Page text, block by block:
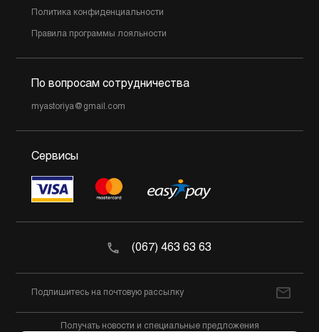
Политика конфиденциальности
Правила программы лояльности
По вопросам сотрудничества
myastoriya@gmail.com
Сервисы
(067) 463 63 63
Получать новости и специальные предложения